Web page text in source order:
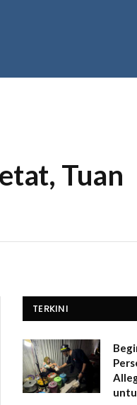
Tuan
TERKINI